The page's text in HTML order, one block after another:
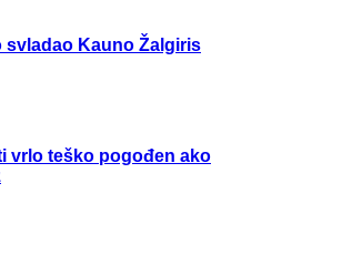
svladao Kauno Žalgiris
vrlo teško pogođen ako